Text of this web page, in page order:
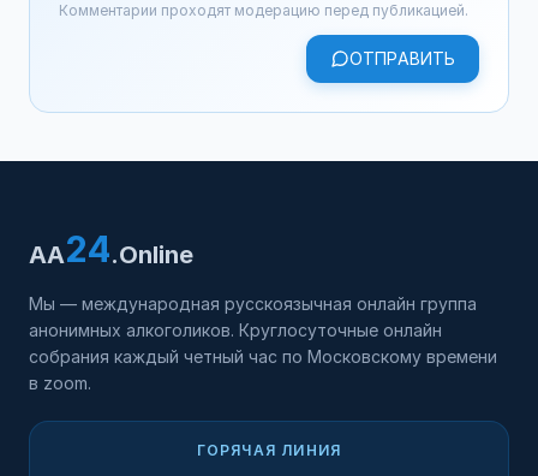
Комментарии проходят модерацию перед публикацией.
ОТПРАВИТЬ
AA24.Online
Мы — международная русскоязычная онлайн группа
анонимных алкоголиков. Круглосуточные онлайн
собрания каждый четный час по Московскому времени
в zoom.
ГОРЯЧАЯ ЛИНИЯ